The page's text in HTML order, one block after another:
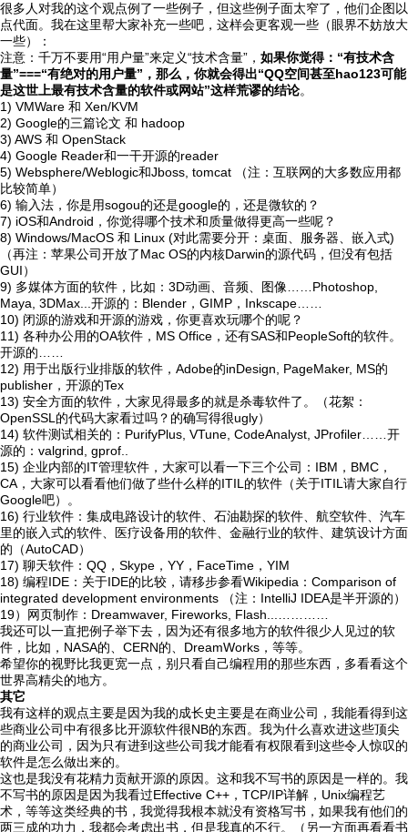
很多人对我的这个观点例了一些例子，但这些例子面太窄了，他们企图以
点代面。我在这里帮大家补充一些吧，这样会更客观一些（眼界不妨放大
一些）：
注意：千万不要用“用户量”来定义“技术含量”， 如果你觉得：“有技术含
量”===“有绝对的用户量”，那么，你就会得出“QQ空间甚至hao123可能
是这世上最有技术含量的软件或网站”这样荒谬的结论。
1) VMWare 和 Xen/KVM
2) Google的三篇论文 和 hadoop
3) AWS 和 OpenStack
4) Google Reader和一干开源的reader
5) Websphere/Weblogic和Jboss, tomcat （注：互联网的大多数应用都
比较简单）
6) 输入法，你是用sogou的还是google的，还是微软的？
7) iOS和Android，你觉得哪个技术和质量做得更高一些呢？
8) Windows/MacOS 和 Linux (对此需要分开：桌面、服务器、嵌入式)
（再注：苹果公司开放了Mac OS的内核Darwin的源代码，但没有包括
GUI）
9) 多媒体方面的软件，比如：3D动画、音频、图像……Photoshop,
Maya, 3DMax...开源的：Blender，GIMP，Inkscape……
10) 闭源的游戏和开源的游戏，你更喜欢玩哪个的呢？
11) 各种办公用的OA软件，MS Office，还有SAS和PeopleSoft的软件。
开源的……
12) 用于出版行业排版的软件，Adobe的inDesign, PageMaker, MS的
publisher，开源的Tex
13) 安全方面的软件，大家见得最多的就是杀毒软件了。（花絮：
OpenSSL的代码大家看过吗？的确写得很ugly）
14) 软件测试相关的：PurifyPlus, VTune, CodeAnalyst, JProfiler……开
源的：valgrind, gprof..
15) 企业内部的IT管理软件，大家可以看一下三个公司：IBM，BMC，
CA，大家可以看看他们做了些什么样的ITIL的软件（关于ITIL请大家自行
Google吧）。
16) 行业软件：集成电路设计的软件、石油勘探的软件、航空软件、汽车
里的嵌入式的软件、医疗设备用的软件、金融行业的软件、建筑设计方面
的（AutoCAD）
17) 聊天软件：QQ，Skype，YY，FaceTime，YIM
18) 编程IDE：关于IDE的比较，请移步参看Wikipedia：Comparison of
integrated development environments （注：IntelliJ IDEA是半开源的）
19）网页制作：Dreamwaver, Fireworks, Flash...…………
我还可以一直把例子举下去，因为还有很多地方的软件很少人见过的软
件，比如，NASA的、CERN的、DreamWorks，等等。
希望你的视野比我更宽一点，别只看自己编程用的那些东西，多看看这个
世界高精尖的地方。
其它
我有这样的观点主要是因为我的成长史主要是在商业公司，我能看得到这
些商业公司中有很多比开源软件很NB的东西。我为什么喜欢进这些顶尖
的商业公司，因为只有进到这些公司我才能看有权限看到这些令人惊叹的
软件是怎么做出来的。
这也是我没有花精力贡献开源的原因。这和我不写书的原因是一样的。我
不写书的原因是因为我看过Effective C++，TCP/IP详解，Unix编程艺
术，等等这类经典的书，我觉得我根本就没有资格写书，如果我有他们的
两三成的功力，我都会考虑出书，但是我真的不行。（另一方面再看看书